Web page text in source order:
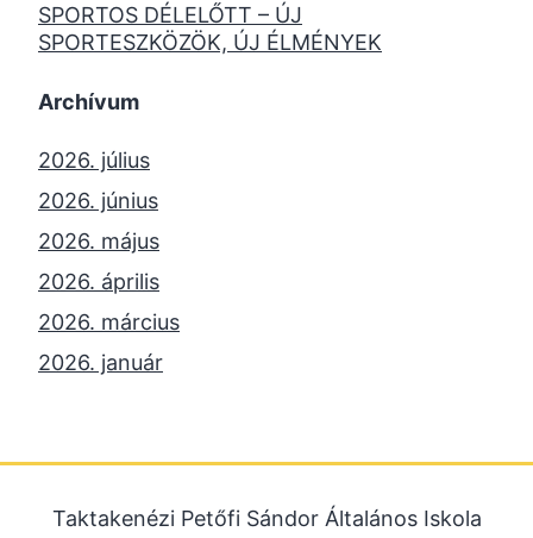
SPORTOS DÉLELŐTT – ÚJ
SPORTESZKÖZÖK, ÚJ ÉLMÉNYEK
Archívum
2026. július
2026. június
2026. május
2026. április
2026. március
2026. január
2025. július
Taktakenézi Petőfi Sándor Általános Iskola